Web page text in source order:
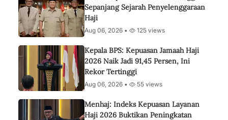
Sepanjang Sejarah Penyelenggaraan
Haji
Aug 06, 2026 • 125 views
Kepala BPS: Kepuasan Jamaah Haji
2026 Naik Jadi 91,45 Persen, Ini
Rekor Tertinggi
Aug 06, 2026 • 55 views
Menhaj: Indeks Kepuasan Layanan
Haji 2026 Buktikan Peningkatan